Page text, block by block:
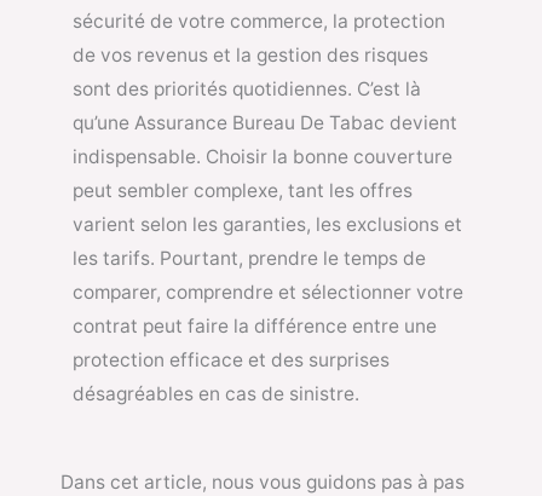
sécurité de votre commerce, la protection
de vos revenus et la gestion des risques
sont des priorités quotidiennes. C’est là
qu’une Assurance Bureau De Tabac devient
indispensable. Choisir la bonne couverture
peut sembler complexe, tant les offres
varient selon les garanties, les exclusions et
les tarifs. Pourtant, prendre le temps de
comparer, comprendre et sélectionner votre
contrat peut faire la différence entre une
protection efficace et des surprises
désagréables en cas de sinistre.
Dans cet article, nous vous guidons pas à pas